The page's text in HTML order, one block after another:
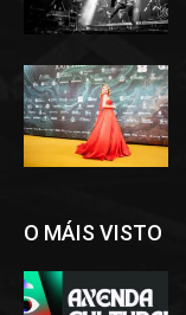
O MÁIS VISTO